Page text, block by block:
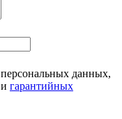
данных,
и гарантийных